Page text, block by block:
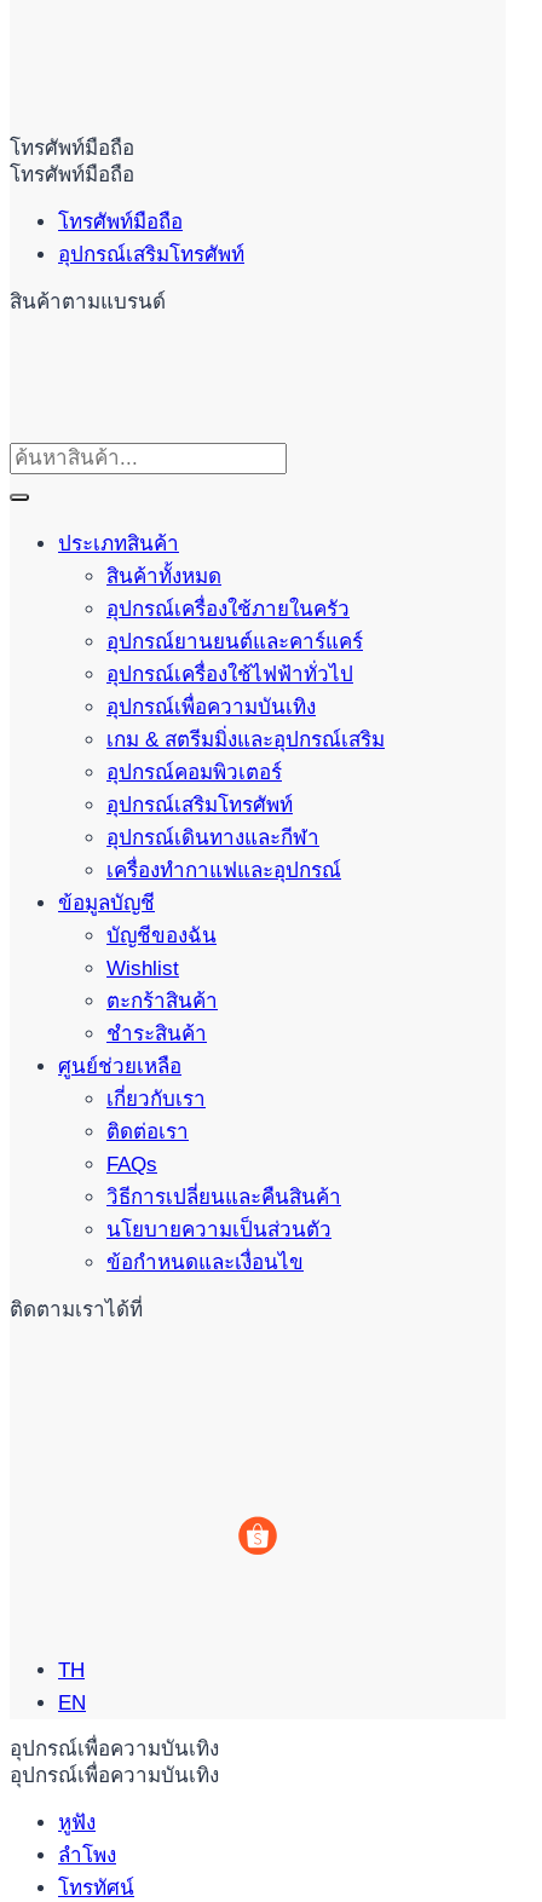
โทรศัพท์มือถือ
โทรศัพท์มือถือ
โทรศัพท์มือถือ
อุปกรณ์เสริมโทรศัพท์
สินค้าตามแบรนด์
อุปกรณ์เพื่อความบันเทิง
อุปกรณ์เพื่อความบันเทิง
หูฟัง
ลำโพง
โทรทัศน์
ประเภทสินค้า
สินค้าทั้งหมด
อุปกรณ์เครื่องใช้ภายในครัว
อุปกรณ์ยานยนต์และคาร์แคร์
อุปกรณ์เครื่องใช้ไฟฟ้าทั่วไป
อุปกรณ์เพื่อความบันเทิง
เกม & สตรีมมิ่งและอุปกรณ์เสริม
อุปกรณ์คอมพิวเตอร์
อุปกรณ์เสริมโทรศัพท์
อุปกรณ์เดินทางและกีฬา
เครื่องทำกาแฟและอุปกรณ์
ข้อมูลบัญชี
บัญชีของฉัน
Wishlist
ตะกร้าสินค้า
ชำระสินค้า
ศูนย์ช่วยเหลือ
เกี่ยวกับเรา
ติดต่อเรา
FAQs
วิธีการเปลี่ยนและคืนสินค้า
นโยบายความเป็นส่วนตัว
ข้อกำหนดและเงื่อนไข
ติดตามเราได้ที่
TH
EN